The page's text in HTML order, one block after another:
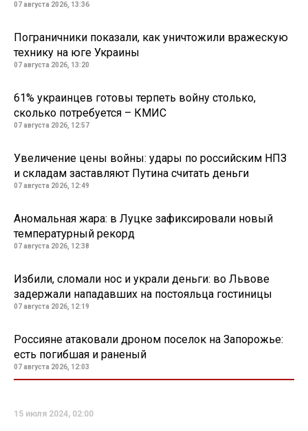
07 августа 2026, 13:36
Пограничники показали, как уничтожили вражескую
технику на юге Украины
07 августа 2026, 13:20
61% украинцев готовы терпеть войну столько,
сколько потребуется – КМИС
07 августа 2026, 12:57
Увеличение цены войны: удары по российским НПЗ
и складам заставляют Путина считать деньги
07 августа 2026, 12:49
Аномальная жара: в Луцке зафиксировали новый
температурный рекорд
07 августа 2026, 12:38
Избили, сломали нос и украли деньги: во Львове
задержали нападавших на постояльца гостиницы
07 августа 2026, 12:19
Россияне атаковали дроном поселок на Запорожье:
есть погибшая и раненый
07 августа 2026, 12:03
15 июля 2024, 02:00